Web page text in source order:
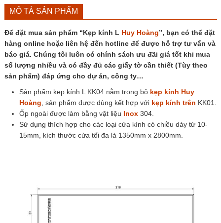
MÔ TẢ SẢN PHẨM
Để đặt mua sản phẩm “Kẹp kính L Huy Hoàng”, bạn có thể đặt
hàng online hoặc liên hệ đến hotline để được hỗ trợ tư vấn và
báo giá. Chúng tôi luôn có chính sách ưu đãi giá tốt khi mua
số lượng nhiều và có đầy đủ các giấy tờ cần thiết (Tùy theo
sản phẩm) đáp ứng cho dự án, công ty…
Sản phẩm kẹp kính L KK04 nằm trong bộ kẹp kính Huy
Hoàng , sản phẩm được dùng kết hợp với kẹp kính trên KK01.
Ốp ngoài được làm bằng vật liệu Inox304.
Sử dụng thích hợp cho các loại cửa kính có chiều dày từ 10-
15mm, kích thước cửa tối đa là 1350mm x 2800mm.